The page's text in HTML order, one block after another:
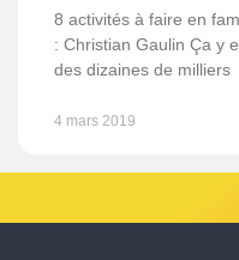
8 activités à faire en
: Christian Gaulin Ça y
des dizaines de milliers
4 mars 2019